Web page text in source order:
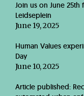
Join us on June 25th
Leidseplein
June 19, 2025
Human Values
Day
June 10, 2025
Article published: